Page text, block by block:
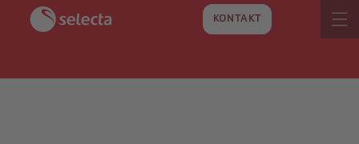
ZUM
INHALT
KONTAKT